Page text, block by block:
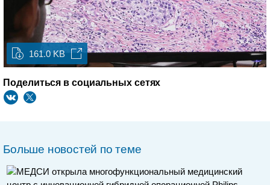
161.0 KB
Поделиться в социальных сетях
Больше новостей по теме